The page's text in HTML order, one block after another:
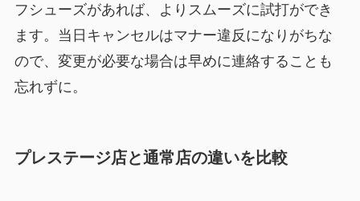
フシューズがあれば、よりスムーズに試打ができ
ます。当日キャンセルはマナー違反になりがちな
ので、変更が必要な場合は早めに連絡することも
忘れずに。
プレステージ店と通常店の違いを比較